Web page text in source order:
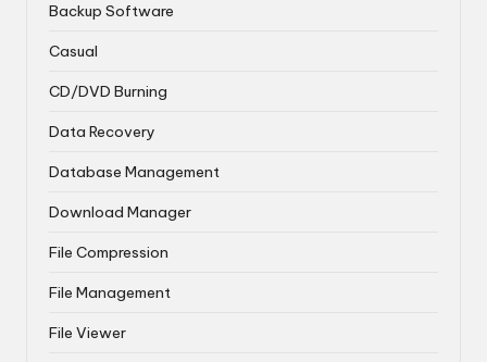
Backup Software
Casual
CD/DVD Burning
Data Recovery
Database Management
Download Manager
File Compression
File Management
File Viewer